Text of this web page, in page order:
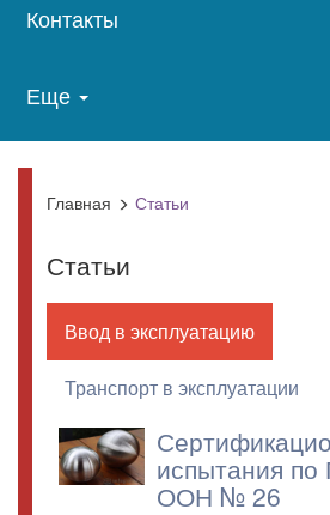
Контакты
Еще
Главная Статьи
Статьи
Главные
вкладки
Ввод в эксплуатацию
вкладка)
Транспорт в эксплуатации
испытания
ООН № 26